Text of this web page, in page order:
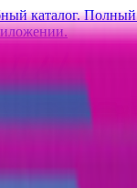
каталог. Полный
партнером